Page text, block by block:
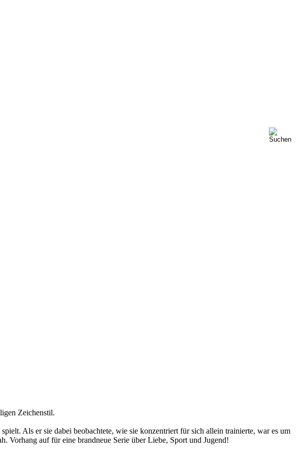
Zeichenstil.
Als er sie dabei beobachtete, wie sie konzentriert für sich allein trainierte, war es um
Vorhang auf für eine brandneue Serie über Liebe, Sport und Jugend!